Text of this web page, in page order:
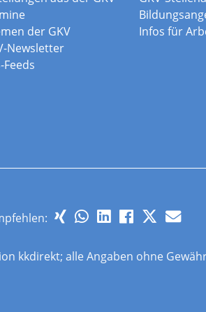
der GKV
Newsletter
Feeds
Infos für
kkdirekt; alle Angaben ohne